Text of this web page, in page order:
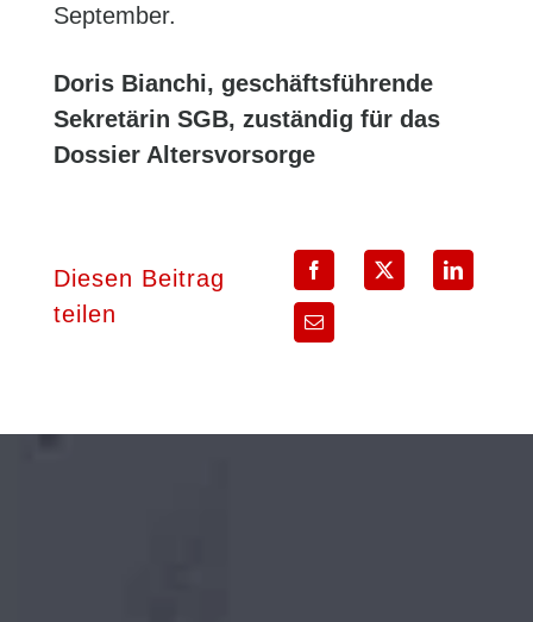
September.
Doris Bianchi, geschäftsführende
Sekretärin SGB, zuständig für das
Dossier Altersvorsorge
Diesen Beitrag
teilen